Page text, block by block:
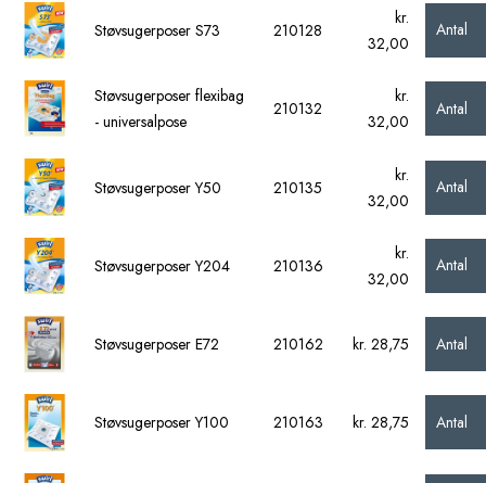
Støvsugerposer S73 210128
kr.
32,00
Antal
Støvsugerposer flexibag
- universalpose
210132
kr.
32,00
Antal
Støvsugerposer Y50 210135
kr.
32,00
Antal
Støvsugerposer Y204 210136
kr.
32,00
Antal
Støvsugerposer E72 210162 kr. 28,75 Antal
Støvsugerposer Y100 210163 kr. 28,75 Antal